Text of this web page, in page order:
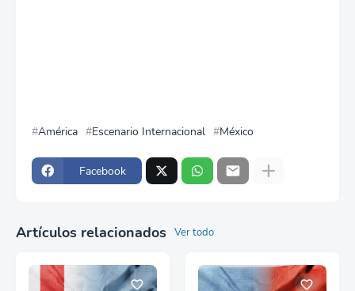
América Escenario Internacional México
Facebook
Artículos relacionados Ver todo